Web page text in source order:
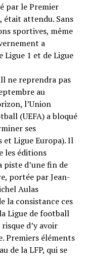
par le Premier
était attendu. Sans
sportives, même
a
Ligue 1 et de Ligue
ne reprendra pas
au
l’Union
(UEFA) a bloqué
ses
et Ligue Europa). Il
les éditions
piste d’une fin de
portée par Jean-
Aulas
la consistance ces
Ligue de football
d’y avoir
Premiers éléments
de la LFP, qui se